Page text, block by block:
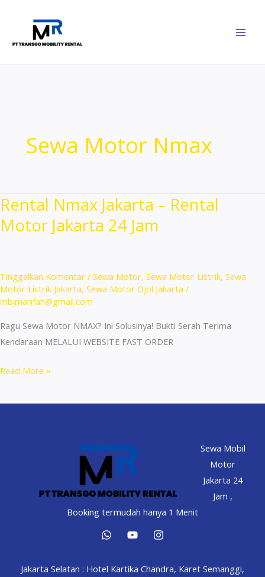
konten
Sewa Motor Nmax
Rental Nmax Jakarta – Rental
Motor Jakarta 24 Jam
Tinggalkan Komentar / Sewa Motor, Sewa Motor Listrik, Sewa
Motor Listrik Jakarta, Sewa Motor Ojol Jakarta /
mbimarifah@gmail.com
Ragu Sewa Motor NMAX? Ini Solusinya! Bukti Serah Terima
Kendaraan MELALUI WEBSITE FAST ORDER
Rental
Jakarta
Read More »
Sewa Mobil
Motor
Jakarta 24
Jam ,
Booking termudah hanya 1 Menit
Jakarta Selatan : Hotel Kartika Chandra, Karet Semanggi,